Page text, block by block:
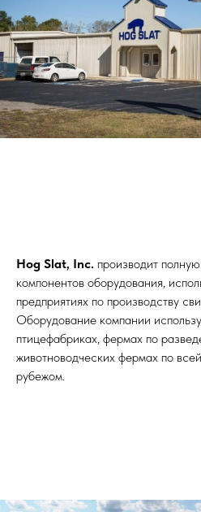
Hog Slat, Inc. производит
компонентов оборудования,
предприятиях по производству
Оборудование компании
птицефабриках, фермах по
животноводческих фермах по
рубежом.